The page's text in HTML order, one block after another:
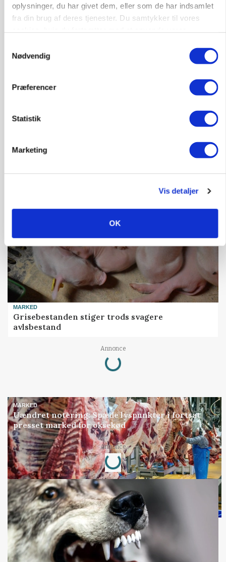
oplysninger, du har givet dem, eller som de har indsamlet
fra din brug af deres tjenester. Du samtykker til vores
Nødvendig
Præferencer
Statistik
Marketing
Vis detaljer
OK
Snart kan man søge tilskud til naturprojekter
PLANTER
Før såmaskinen kører: Her er efterårets største
MARKED
Grisebestanden stiger trods svagere
avlsbestand
Annonce
Loading...
MARKED
Uændret notering: Spæde lyspunkter i fortsat
presset marked for oksekød
Annonce
Loading...